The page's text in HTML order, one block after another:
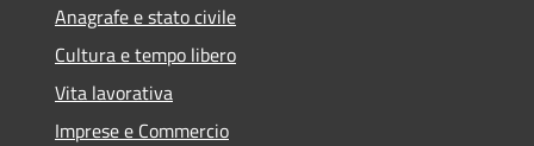
Anagrafe e stato civile
Cultura e tempo libero
Vita lavorativa
Imprese e Commercio